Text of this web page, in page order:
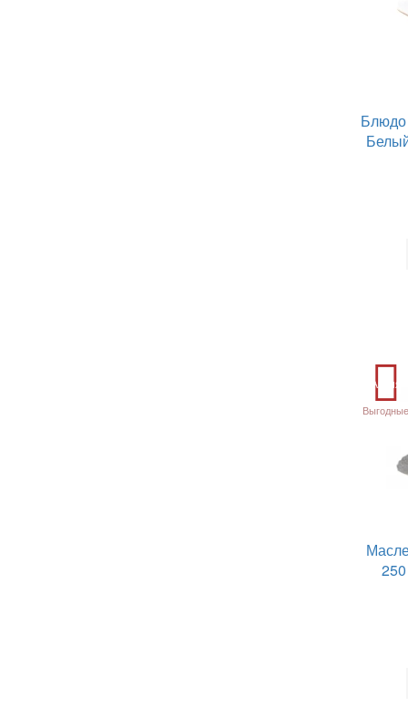
Блюдо
Акция